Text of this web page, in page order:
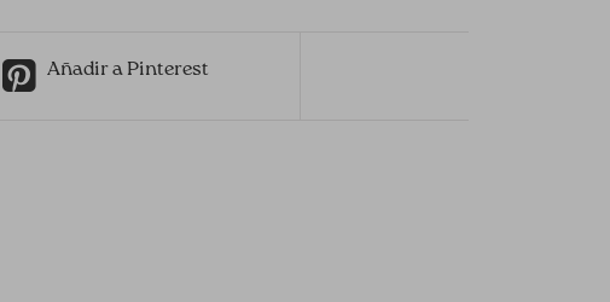
Añadir a Pinterest